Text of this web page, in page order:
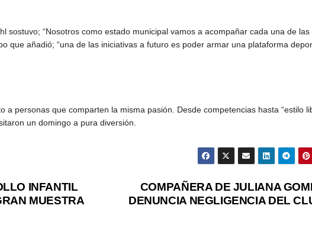
sostuvo; “Nosotros como estado municipal vamos a acompañar cada una de las
que añadió; “una de las iniciativas a futuro es poder armar una plataforma
personas que comparten la misma pasión. Desde competencias hasta “estilo
un domingo a pura diversión.
COMPAÑERA DE JULIANA
DENUNCIA NEGLIGENCIA DEL
INFANTIL
MUESTRA